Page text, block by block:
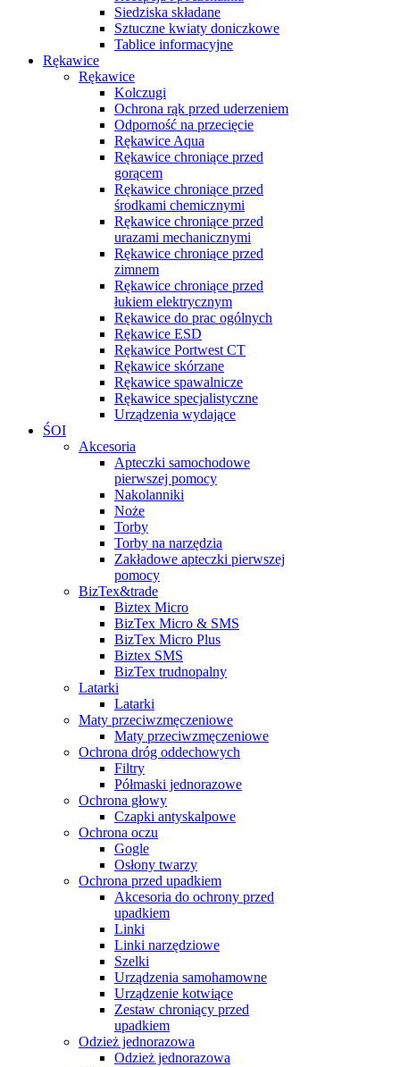
Siedziska składane
Sztuczne kwiaty doniczkowe
Tablice informacyjne
Rękawice
Rękawice
Kolczugi
Ochrona rąk przed uderzeniem
Odporność na przecięcie
Rękawice Aqua
Rękawice chroniące przed
gorącem
Rękawice chroniące przed
środkami chemicznymi
Rękawice chroniące przed
urazami mechanicznymi
Rękawice chroniące przed
zimnem
Rękawice chroniące przed
łukiem elektrycznym
Rękawice do prac ogólnych
Rękawice ESD
Rękawice Portwest CT
Rękawice skórzane
Rękawice spawalnicze
Rękawice specjalistyczne
Urządzenia wydające
ŚOI
Akcesoria
Apteczki samochodowe
pierwszej pomocy
Nakolanniki
Noże
Torby
Torby na narzędzia
Zakładowe apteczki pierwszej
pomocy
BizTex&trade
Biztex Micro
BizTex Micro & SMS
BizTex Micro Plus
Biztex SMS
BizTex trudnopalny
Latarki
Latarki
Maty przeciwzmęczeniowe
Maty przeciwzmęczeniowe
Ochrona dróg oddechowych
Filtry
Półmaski jednorazowe
Ochrona głowy
Czapki antyskalpowe
Ochrona oczu
Gogle
Osłony twarzy
Ochrona przed upadkiem
Akcesoria do ochrony przed
upadkiem
Linki
Linki narzędziowe
Szelki
Urządzenia samohamowne
Urządzenie kotwiące
Zestaw chroniący przed
upadkiem
Odzież jednorazowa
Odzież jednorazowa